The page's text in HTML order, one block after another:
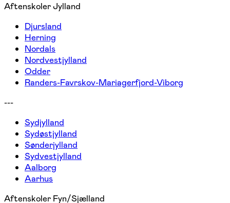
Aftenskoler Jylland
Djursland
Herning
Nordals
Nordvestjylland
Odder
Randers-Favrskov-Mariagerfjord-Viborg
---
Sydjylland
Sydøstjylland
Sønderjylland
Sydvestjylland
Aalborg
Aarhus
Aftenskoler Fyn/Sjælland